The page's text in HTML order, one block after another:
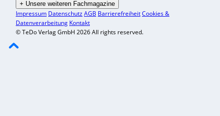
+ Unsere weiteren Fachmagazine
Impressum DatenschutzAGB BarrierefreiheitCookies &
Datenverarbeitung Kontakt
© TeDo Verlag GmbH 2026 All rights reserved.